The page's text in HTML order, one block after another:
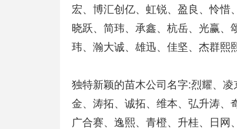
宏、博汇创亿、虹锐、盈良、怜惜
晓跃、简玮、承鑫、杭岳、光赢、
玮、瀚大诚、雄迅、佳坚、杰群熙
独特新颖的苗木公司名字:烈耀、
金、涛拓、诚拓、维本、弘升涛、
广合赛、逸熙、青橙、升桂、日网